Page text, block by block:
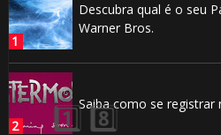
Descubra qual é o seu
Warner Bros.
Saiba como se registrar